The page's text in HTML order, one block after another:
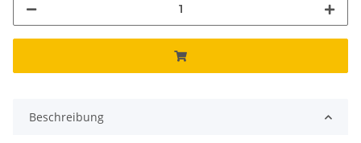
Beschreibung